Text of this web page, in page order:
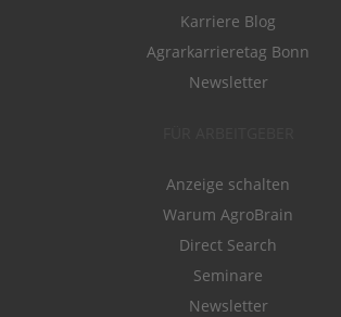
Karriere Blog
Agrarkarrieretag Bonn
Newsletter
Anzeige schalten
Warum AgroBrain
Direct Search
Seminare
Newsletter